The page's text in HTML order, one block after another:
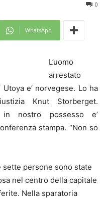
0
WhatsApp
L’uomo
arrestato
e’ norvegese. Lo ha
Knut Storberget.
in nostro possesso e’
stampa. “Non so
sette persone sono state
nel centro della capitale
Nella sparatoria